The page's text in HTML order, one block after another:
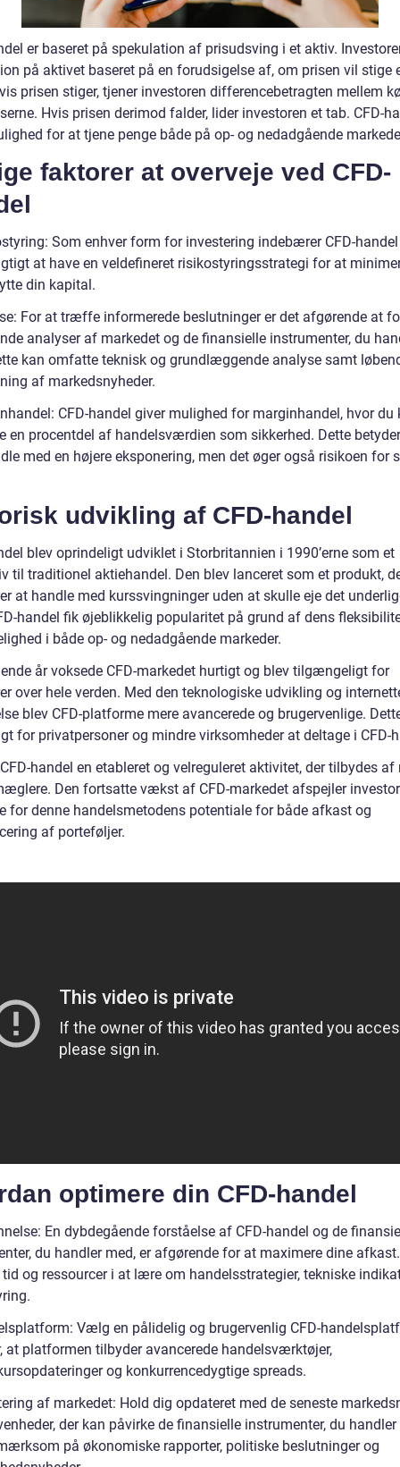
er baseret på spekulation af prisudsving i et aktiv.
på aktivet baseret på en forudsigelse af, om prisen vil stige
prisen stiger, tjener investoren differencebetragten mellem
Hvis prisen derimod falder, lider investoren et tab. CFD-
for at tjene penge både på op- og nedadgående
faktorer at overveje ved CFD-
Som enhver form for investering indebærer CFD-
at have en veldefineret risikostyringsstrategi for at
din kapital.
For at træffe informerede beslutninger er det afgørende at
analyser af markedet og de finansielle instrumenter, du
kan omfatte teknisk og grundlæggende analyse samt
af markedsnyheder.
CFD-handel giver mulighed for marginhandel, hvor du
en procentdel af handelsværdien som sikkerhed. Dette
med en højere eksponering, men det øger også risikoen for
udvikling af CFD-handel
blev oprindeligt udviklet i Storbritannien i 1990’erne som et
til traditionel aktiehandel. Den blev lanceret som et produkt,
at handle med kurssvingninger uden at skulle eje det
handel fik øjeblikkelig popularitet på grund af dens
i både op- og nedadgående markeder.
år voksede CFD-markedet hurtigt og blev tilgængeligt for
over hele verden. Med den teknologiske udvikling og
blev CFD-platforme mere avancerede og brugervenlige.
for privatpersoner og mindre virksomheder at deltage i CFD-
handel en etableret og velreguleret aktivitet, der tilbydes af
Den fortsatte vækst af CFD-markedet afspejler
for denne handelsmetodens potentiale for både afkast og
af porteføljer.
optimere din CFD-handel
En dybdegående forståelse af CFD-handel og de
du handler med, er afgørende for at maximere dine afkast.
tid og ressourcer i at lære om handelsstrategier, tekniske
Vælg en pålidelig og brugervenlig CFD-
at platformen tilbyder avancerede handelsværktøjer,
og konkurrencedygtige spreads.
af markedet: Hold dig opdateret med de seneste
der kan påvirke de finansielle instrumenter, du handler
på økonomiske rapporter, politiske beslutninger og